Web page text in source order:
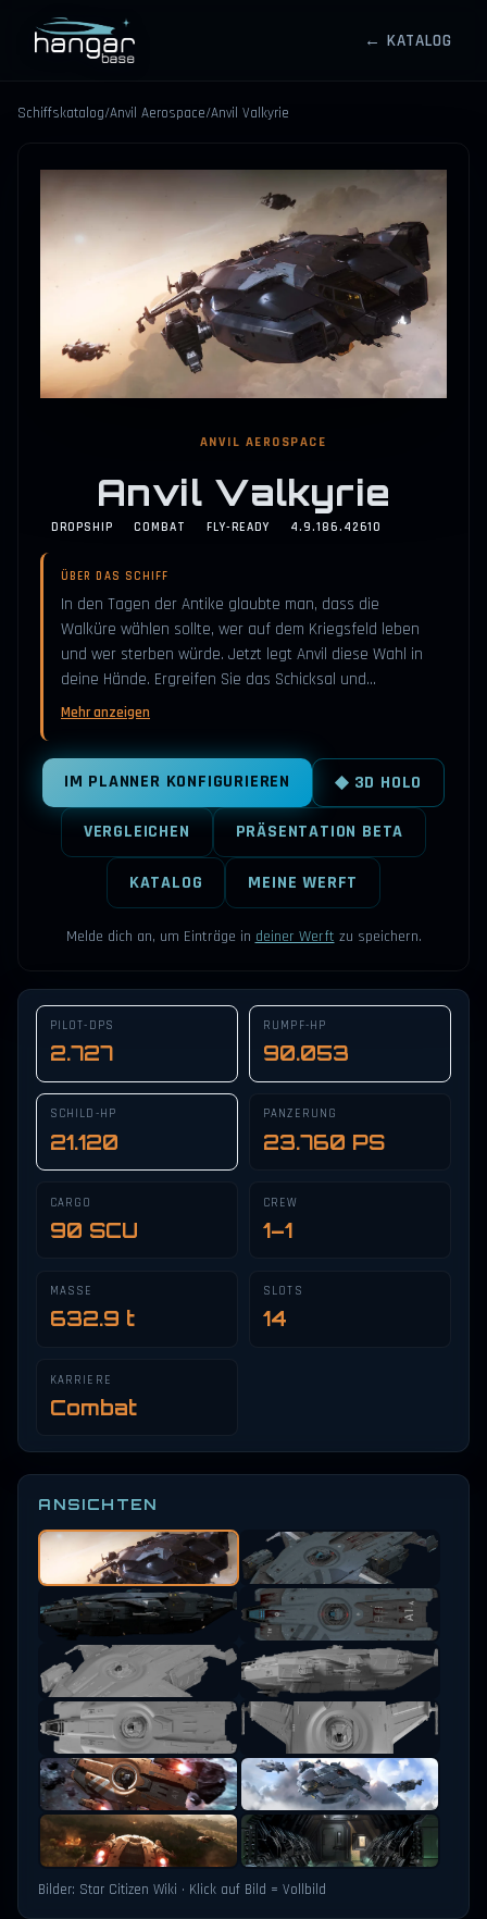
HANGARBASE
← KATALOG
Schiffskatalog/Anvil Aerospace/Anvil Valkyrie
ANVIL AEROSPACE
Anvil Valkyrie
DROPSHIP COMBAT FLY-READY 4.9.186.42610
ÜBER DAS SCHIFF
In den Tagen der Antike glaubte man, dass die
Walküre wählen sollte, wer auf dem Kriegsfeld leben
und wer sterben würde. Jetzt legt Anvil diese Wahl in
deine Hände. Ergreifen Sie das Schicksal und…
Mehr anzeigen
IM PLANNER KONFIGURIEREN ◆ 3D HOLO
VERGLEICHEN PRÄSENTATION BETA
KATALOG MEINE WERFT
Melde dich an, um Einträge in deiner Werft zu speichern.
PILOT-DPS
2.727
RUMPF-HP
90.053
SCHILD-HP
21.120
PANZERUNG
23.760 PS
CARGO
90 SCU
CREW
1–1
MASSE
632.9 t
SLOTS
14
KARRIERE
Combat
ANSICHTEN
Bilder: Star Citizen Wiki · Klick auf Bild = Vollbild